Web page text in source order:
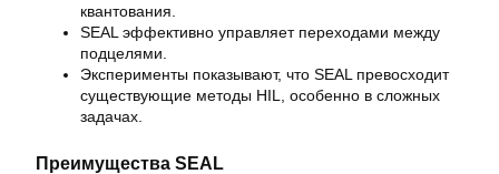
квантования.
SEAL эффективно управляет переходами между
подцелями.
Эксперименты показывают, что SEAL превосходит
существующие методы HIL, особенно в сложных
задачах.
Преимущества SEAL